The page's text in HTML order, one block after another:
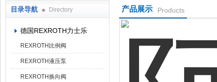
目录导航 Directory
德国REXROTH力士乐
REXROTH比例阀
REXROTH液压泵
REXROTH换向阀
产品展示 Products